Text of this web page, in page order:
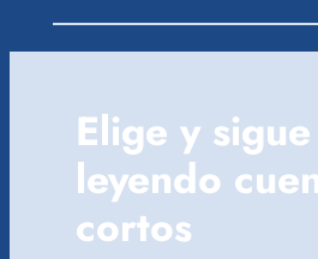
Elige y sigue
leyendo
cortos